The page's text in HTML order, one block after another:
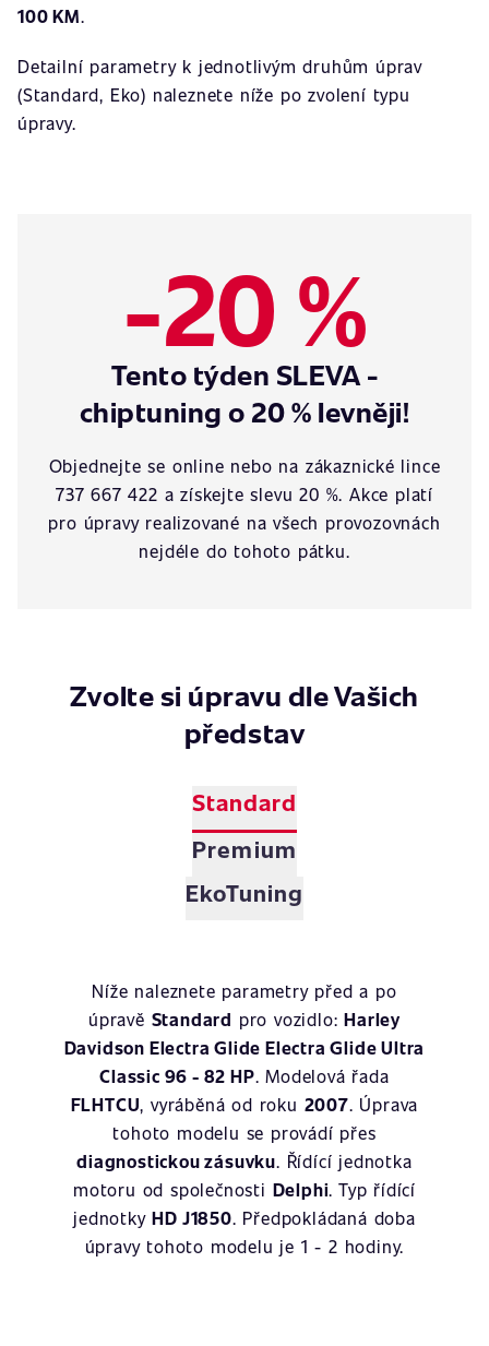
100 KM.
Detailní parametry k jednotlivým druhům úprav
(Standard, Eko) naleznete níže po zvolení typu
úpravy.
-20 %
Tento týden SLEVA -
chiptuning o 20 % levněji!
Objednejte se online nebo na zákaznické lince
737 667 422 a získejte slevu 20 %. Akce platí
pro úpravy realizované na všech provozovnách
nejdéle do tohoto pátku.
Zvolte si úpravu dle Vašich
představ
Standard
Premium
EkoTuning
Níže naleznete parametry před a po
úpravě Standard pro vozidlo:Harley
Davidson Electra Glide Electra Glide Ultra
Classic 96 - 82 HP. Modelová řada
FLHTCU, vyráběná od roku 2007. Úprava
tohoto modelu se provádí přes
diagnostickou zásuvku. Řídící jednotka
motoru od společnosti Delphi. Typ řídící
jednotkyHD J1850. Předpokládaná doba
úpravy tohoto modelu je 1 - 2 hodiny.